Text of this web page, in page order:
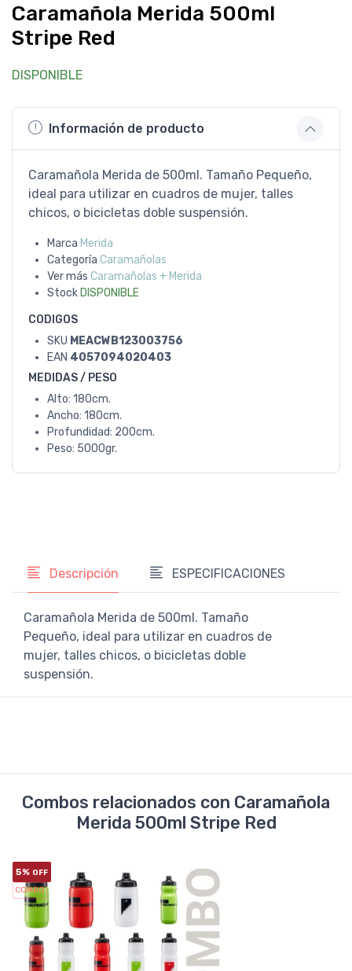
Caramañola Merida 500ml
Stripe Red
DISPONIBLE
Información de producto
Caramañola Merida de 500ml. Tamaño Pequeño,
ideal para utilizar en cuadros de mujer, talles
chicos, o bicicletas doble suspensión.
Marca Merida
Categoría Caramañolas
Ver más Caramañolas + Merida
Stock DISPONIBLE
CODIGOS
SKU MEACWB123003756
EAN 4057094020403
MEDIDAS / PESO
Alto: 180cm.
Ancho: 180cm.
Profundidad: 200cm.
Peso: 5000gr.
Descripción ESPECIFICACIONES
Caramañola Merida de 500ml. Tamaño
Pequeño, ideal para utilizar en cuadros de
mujer, talles chicos, o bicicletas doble
suspensión.
Combos relacionados con Caramañola
Merida 500ml Stripe Red
5% OFF
COMBO